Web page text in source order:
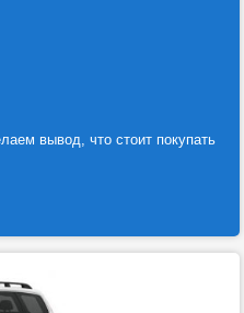
вывод, что стоит покупать